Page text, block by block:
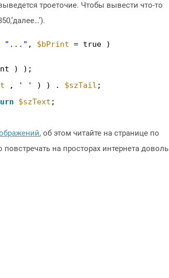
троеточие. Чтобы вывести что-то
"..." , $bPrint = true )
) );
, ' ' ) ) . $szTail ;
$szText ;
, об этом читайте на странице по
на просторах интернета